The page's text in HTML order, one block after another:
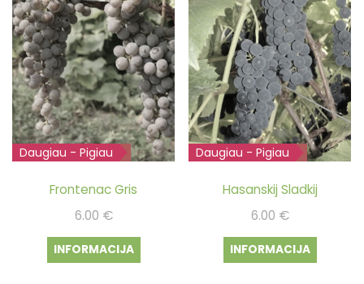
Išparduota
Daugiau - Pigiau
Frontenac Gris
6.00 €
INFORMACIJA
Išparduota
Daugiau - Pigiau
Hasanskij Sladkij
6.00 €
INFORMACIJA